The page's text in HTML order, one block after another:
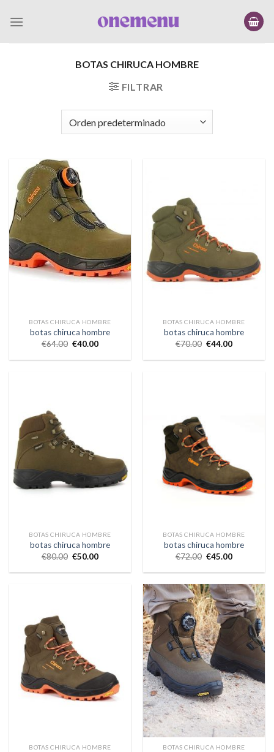
BOTAS CHIRUCA HOMBRE
FILTRAR
BOTAS CHIRUCA HOMBRE
botas chiruca hombre
€64.00 €40.00
BOTAS CHIRUCA HOMBRE
botas chiruca hombre
€70.00 €44.00
BOTAS CHIRUCA HOMBRE
botas chiruca hombre
€80.00 €50.00
BOTAS CHIRUCA HOMBRE
botas chiruca hombre
€72.00 €45.00
BOTAS CHIRUCA HOMBRE BOTAS CHIRUCA HOMBRE